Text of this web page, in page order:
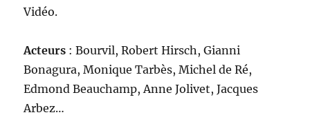
Vidéo.
Acteurs : Bourvil, Robert Hirsch, Gianni
Bonagura, Monique Tarbès, Michel de Ré,
Edmond Beauchamp, Anne Jolivet, Jacques
Arbez…